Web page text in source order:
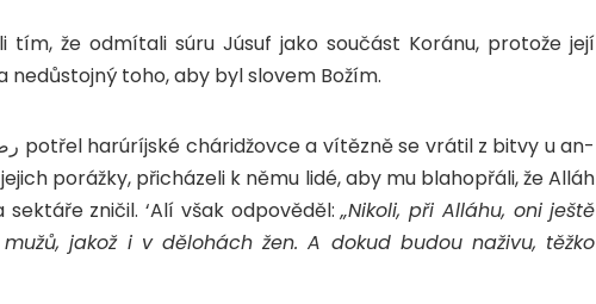
že odmítali súru Júsuf jako součást Koránu, protože její
nedůstojný toho, aby byl slovem Božím.
porážky, přicházeli k němu lidé, aby mu blahopřáli, že Alláh
zničil. ‘Alí však odpověděl:„Nikoli, při Alláhu, oni ještě
jakož i v dělohách žen. A dokud budou naživu, těžko